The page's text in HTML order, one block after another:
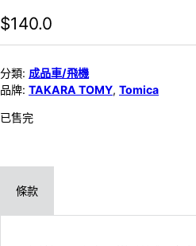
$140.0
分類: 成品車/飛機
品牌: TAKARA TOMY, Tomica
已售完
條款